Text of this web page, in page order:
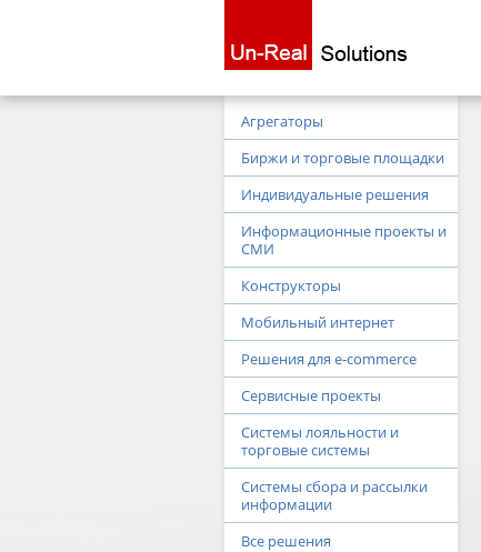
Агрегаторы
Биржи и торговые площадки
Индивидуальные решения
Информационные проекты и
СМИ
Конструкторы
Мобильный интернет
Решения для e-commerce
Сервисные проекты
Системы лояльности и
торговые системы
Системы сбора и рассылки
информации
Все решения